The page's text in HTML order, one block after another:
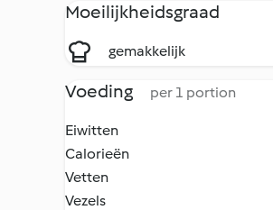
Moeilijkheidsgraad
gemakkelijk
Voeding per 1 portion
Eiwitten
Calorieën
Vetten
Vezels